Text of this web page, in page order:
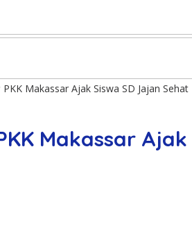
Makassar Ajak Siswa SD Jajan Sehat
Makassar